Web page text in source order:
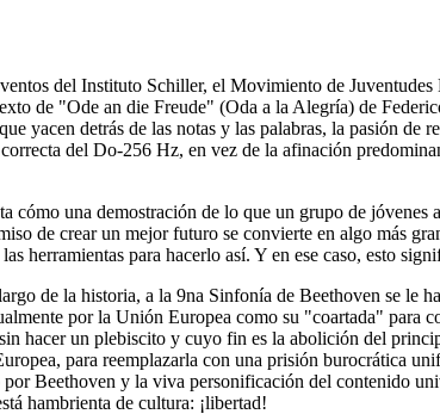
del Instituto Schiller, el Movimiento de
de "Ode an die Freude" (Oda a la Alegría) de
yacen detrás de las notas y las palabras, la pasión
del Do-256 Hz, en vez de la afinación
cómo una demostración de lo que un grupo de
de crear un mejor futuro se convierte en algo más
herramientas para hacerlo así. Y en ese caso, esto
de la historia, a la 9na Sinfonía de Beethoven se le
por la Unión Europea como su "coartada" para
hacer un plebiscito y cuyo fin es la abolición del
para reemplazarla con una prisión burocrática
Beethoven y la viva personificación del contenido
hambrienta de cultura: ¡libertad!